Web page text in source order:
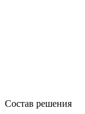
Состав решения